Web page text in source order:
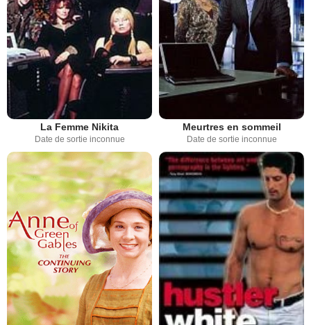
La Femme Nikita
Date de sortie inconnue
Meurtres en sommeil
Date de sortie inconnue